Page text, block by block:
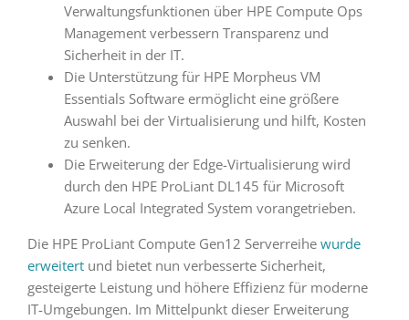
Verwaltungsfunktionen über HPE Compute Ops
Management verbessern Transparenz und
Sicherheit in der IT.
Die Unterstützung für HPE Morpheus VM
Essentials Software ermöglicht eine größere
Auswahl bei der Virtualisierung und hilft, Kosten
zu senken.
Die Erweiterung der Edge-Virtualisierung wird
durch den HPE ProLiant DL145 für Microsoft
Azure Local Integrated System vorangetrieben.
Die HPE ProLiant Compute Gen12 Serverreihe wurde
erweitertund bietet nun verbesserte Sicherheit,
gesteigerte Leistung und höhere Effizienz für moderne
IT-Umgebungen. Im Mittelpunkt dieser Erweiterung